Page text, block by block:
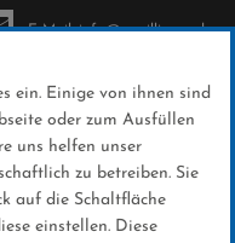
E-Mail: info@sc-willingen.de
ein. Einige von ihnen sind
oder zum Ausfüllen
uns helfen unser
zu betreiben. Sie
auf die Schaltfläche
einstellen. Diese